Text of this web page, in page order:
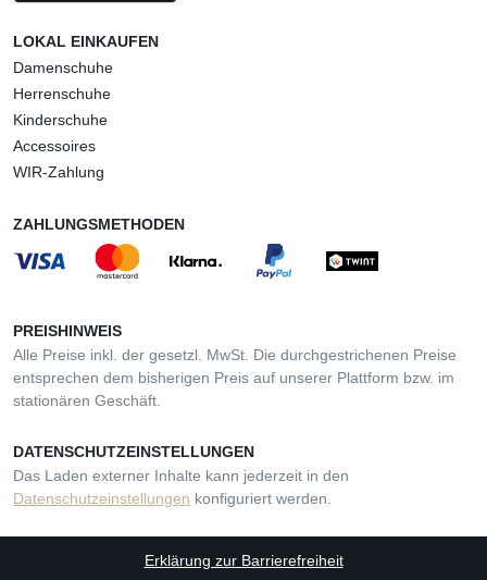
LOKAL EINKAUFEN
Damenschuhe
Herrenschuhe
Kinderschuhe
Accessoires
WIR-Zahlung
ZAHLUNGSMETHODEN
PREISHINWEIS
Alle Preise inkl. der gesetzl. MwSt. Die durchgestrichenen Preise
entsprechen dem bisherigen Preis auf unserer Plattform bzw. im
stationären Geschäft.
DATENSCHUTZEINSTELLUNGEN
Das Laden externer Inhalte kann jederzeit in den
Datenschutzeinstellungen konfiguriert werden.
Erklärung zur Barrierefreiheit